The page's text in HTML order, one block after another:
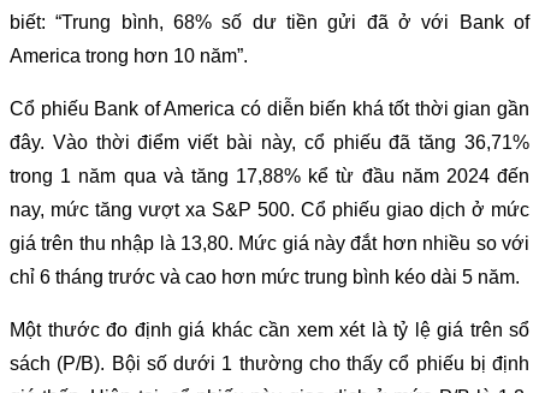
biết: “Trung bình, 68% số dư tiền gửi đã ở với Bank of
America trong hơn 10 năm”.
Cổ phiếu Bank of America có diễn biến khá tốt thời gian gần
đây. Vào thời điểm viết bài này, cổ phiếu đã tăng 36,71%
trong 1 năm qua và tăng 17,88% kể từ đầu năm 2024 đến
nay, mức tăng vượt xa S&P 500. Cổ phiếu giao dịch ở mức
giá trên thu nhập là 13,80. Mức giá này đắt hơn nhiều so với
chỉ 6 tháng trước và cao hơn mức trung bình kéo dài 5 năm.
Một thước đo định giá khác cần xem xét là tỷ lệ giá trên sổ
sách (P/B). Bội số dưới 1 thường cho thấy cổ phiếu bị định